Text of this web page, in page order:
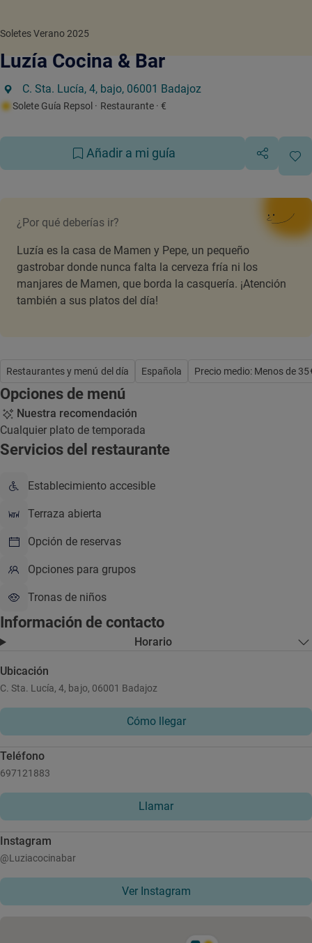
Soletes Verano 2025
Luzía Cocina & Bar
C. Sta. Lucía, 4, bajo, 06001 Badajoz
Solete Guía Repsol · Restaurante · €
Añadir a mi guía
¿Por qué deberías ir?
Luzía es la casa de Mamen y Pepe, un pequeño
gastrobar donde nunca falta la cerveza fría ni los
manjares de Mamen, que borda la casquería. ¡Atención
también a sus platos del día!
Restaurantes y menú del día Española Precio medio: Menos de
Opciones de menú
Nuestra recomendación
Cualquier plato de temporada
Servicios del restaurante
Establecimiento accesible
Terraza abierta
Opción de reservas
Opciones para grupos
Tronas de niños
Información de contacto
Horario
Ubicación
C. Sta. Lucía, 4, bajo, 06001 Badajoz
Cómo llegar
Teléfono
697121883
Llamar
Instagram
@Luziacocinabar
Ver Instagram